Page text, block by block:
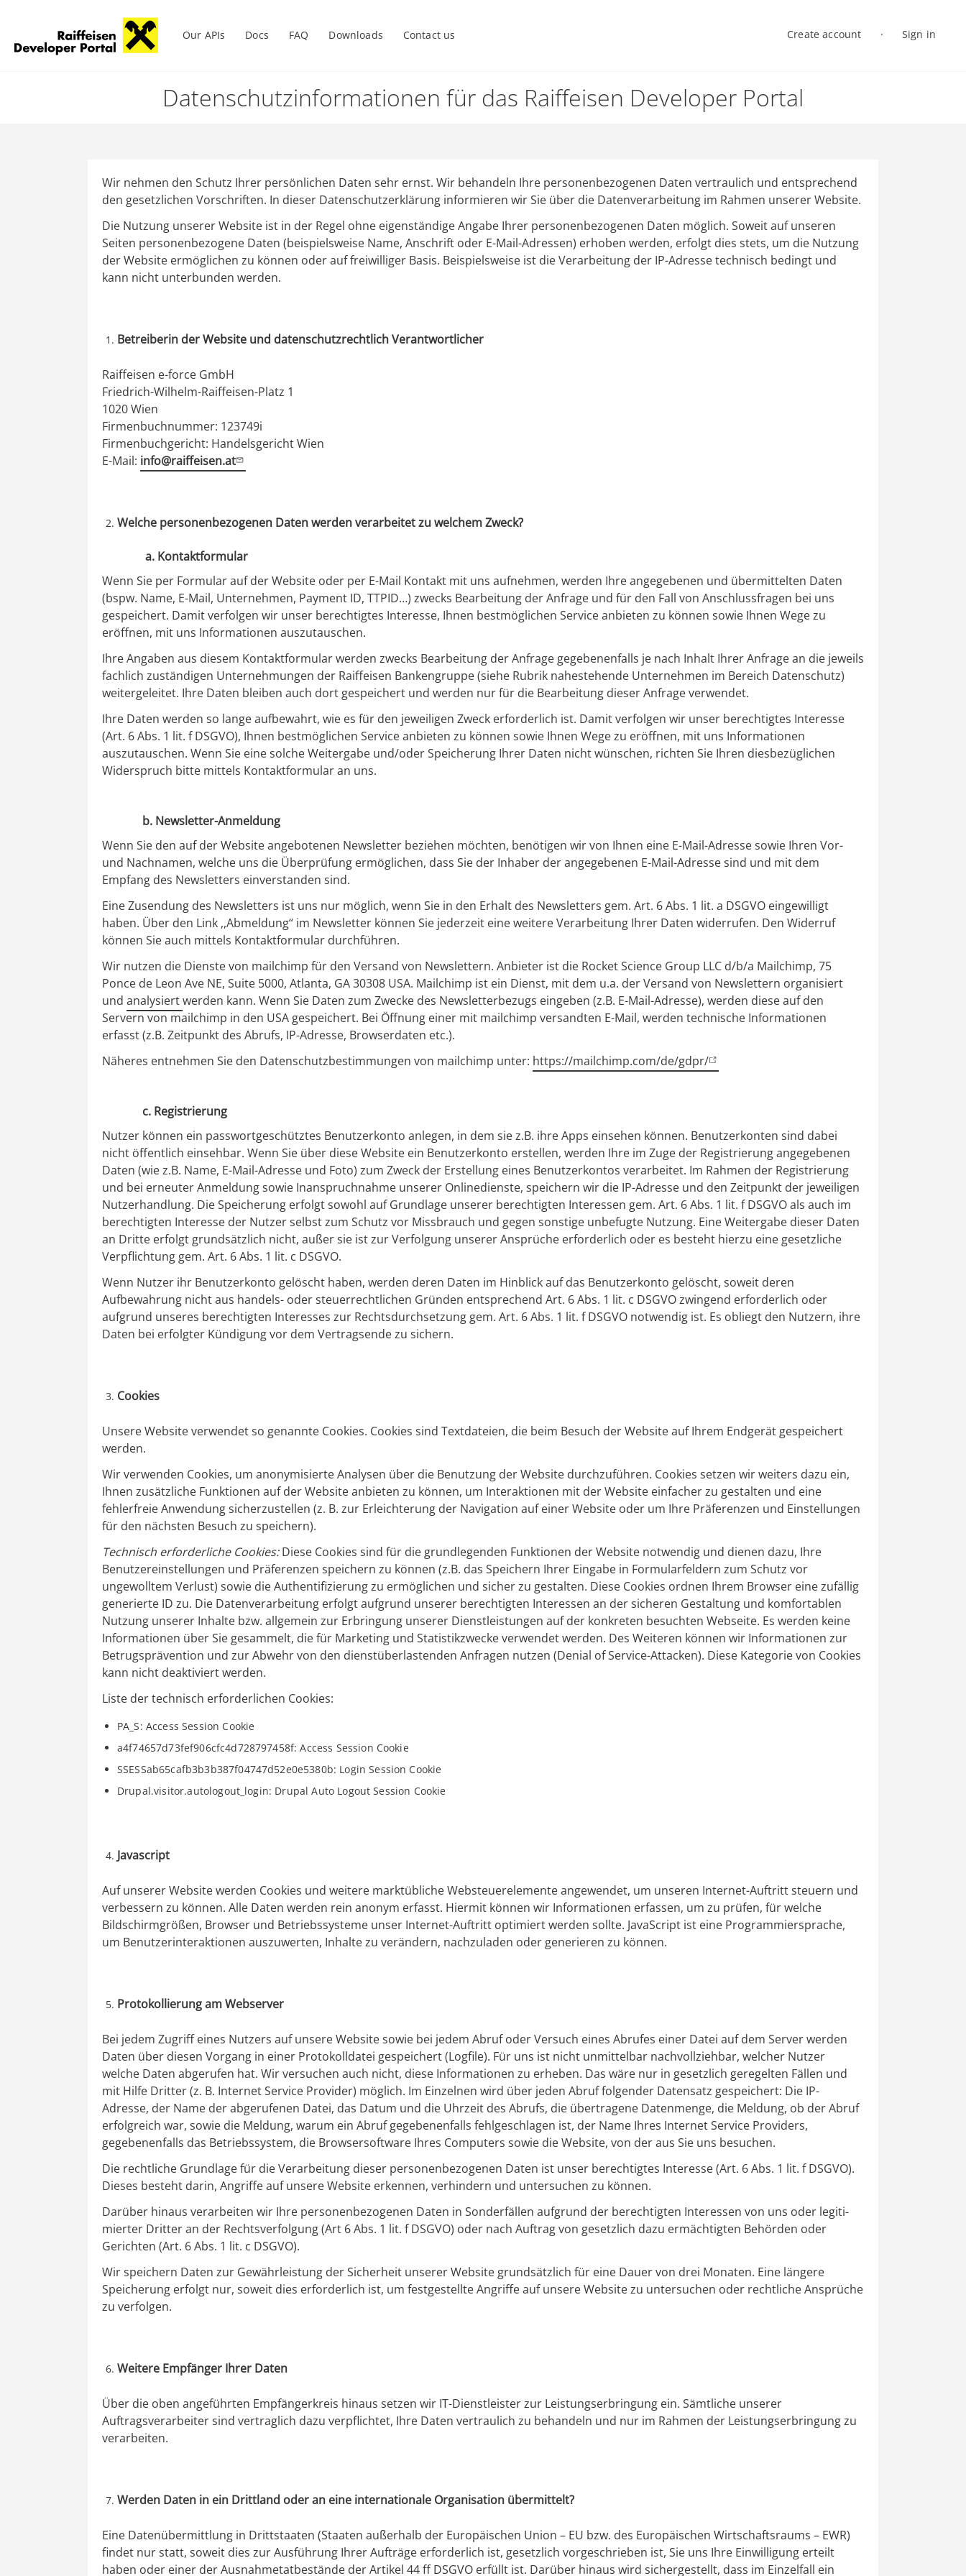
Main menu
Our APIs Docs FAQ Downloads Contact us Create account Sign in
Datenschutzinformationen für das Raiffeisen Developer Portal
Wir nehmen den Schutz Ihrer persönlichen Daten sehr ernst. Wir behandeln Ihre personenbezogenen Daten vertraulich und entsprechend
den gesetzlichen Vorschriften. In dieser Datenschutzerklärung informieren wir Sie über die Datenverarbeitung im Rahmen unserer Website.
Die Nutzung unserer Website ist in der Regel ohne eigenständige Angabe Ihrer personenbezogenen Daten möglich. Soweit auf unseren
Seiten personenbezogene Daten (beispielsweise Name, Anschrift oder E-Mail-Adressen) erhoben werden, erfolgt dies stets, um die Nutzung
der Website ermöglichen zu können oder auf freiwilliger Basis. Beispielsweise ist die Verarbeitung der IP-Adresse technisch bedingt und
kann nicht unterbunden werden.
Betreiberin der Website und datenschutzrechtlich Verantwortlicher
Raiffeisen e-force GmbH
Friedrich-Wilhelm-Raiffeisen-Platz 1
1020 Wien
Firmenbuchnummer: 123749i
Firmenbuchgericht: Handelsgericht Wien
E-Mail: info@raiffeisen.at
Welche personenbezogenen Daten werden verarbeitet zu welchem Zweck?
a. Kontaktformular
Wenn Sie per Formular auf der Website oder per E-Mail Kontakt mit uns aufnehmen, werden Ihre angegebenen und übermittelten Daten
(bspw. Name, E-Mail, Unternehmen, Payment ID, TTPID…) zwecks Bearbeitung der Anfrage und für den Fall von Anschlussfragen bei uns
gespeichert. Damit verfolgen wir unser be­rechtigtes Interesse, Ihnen bestmöglichen Service anbieten zu können sowie Ihnen Wege zu
eröffnen, mit uns Informationen auszutauschen.
Ihre Angaben aus diesem Kontaktformular werden zwecks Bearbeitung der Anfrage gegebenenfalls je nach Inhalt Ihrer Anfrage an die jeweils
fachlich zu­stän­di­gen Unternehmungen der Raiffeisen Bankengruppe (siehe Rubrik nahestehende Unternehmen im Bereich Datenschutz)
weitergeleitet. Ihre Daten bleiben auch dort gespeichert und werden nur für die Bearbeitung dieser Anfrage verwendet.
Ihre Daten werden so lange aufbewahrt, wie es für den jeweiligen Zweck erforderlich ist. Damit verfolgen wir unser berechtigtes Interesse
(Art. 6 Abs. 1 lit. f DSGVO), Ihnen bestmöglichen Service anbieten zu können sowie Ihnen Wege zu eröffnen, mit uns Informationen
auszutauschen. Wenn Sie eine solche Weitergabe und/oder Speicherung Ihrer Daten nicht wünschen, richten Sie Ihren diesbezüglichen
Widerspruch bitte mittels Kontaktformular an uns.
b. Newsletter-Anmeldung
Wenn Sie den auf der Website angebotenen Newsletter beziehen möchten, benötigen wir von Ihnen eine E-Mail-Adresse sowie Ihren Vor-
und Nachnamen, welche uns die Überprüfung ermöglichen, dass Sie der Inhaber der angegebenen E-Mail-Adresse sind und mit dem
Empfang des Newsletters einverstanden sind.
Eine Zusendung des Newsletters ist uns nur möglich, wenn Sie in den Erhalt des Newsletters gem. Art. 6 Abs. 1 lit. a DSGVO eingewilligt
haben. Über den Link ,,Abmeldung“ im Newsletter können Sie jederzeit eine weitere Verarbeitung Ihrer Daten widerrufen. Den Widerruf
können Sie auch mittels Kontaktformular durchführen.
Wir nutzen die Dienste von mailchimp für den Versand von Newslettern. Anbieter ist die Rocket Science Group LLC d/b/a Mailchimp, 75
Ponce de Leon Ave NE, Suite 5000, Atlanta, GA 30308 USA. Mailchimp ist ein Dienst, mit dem u.a. der Versand von Newslettern organisiert
und analysiertwerden kann. Wenn Sie Daten zum Zwecke des Newsletterbezugs eingeben (z.B. E-Mail-Adresse), werden diese auf den
Servern von mailchimp in den USA gespeichert. Bei Öffnung einer mit mailchimp versandten E-Mail, werden technische Informationen
erfasst (z.B. Zeitpunkt des Abrufs, IP-Adresse, Browserdaten etc.).
Näheres entnehmen Sie den Datenschutzbestimmungen von mailchimp unter: https://mailchimp.com/de/gdpr/
c. Registrierung
Nutzer können ein passwortgeschütztes Benutzerkonto anlegen, in dem sie z.B. ihre Apps einsehen können. Benutzerkonten sind dabei
nicht öffentlich einsehbar. Wenn Sie über diese Website ein Benutzerkonto erstellen, werden Ihre im Zuge der Registrierung angegebenen
Daten (wie z.B. Name, E-Mail-Adresse und Foto) zum Zweck der Erstellung eines Benutzerkontos verarbeitet. Im Rahmen der Registrierung
und bei erneuter Anmeldung sowie Inanspruchnahme unserer Onlinedienste, speichern wir die IP-Adresse und den Zeitpunkt der jeweiligen
Nutzerhandlung. Die Speicherung erfolgt sowohl auf Grundlage unserer berechtigten Interessen gem. Art. 6 Abs. 1 lit. f DSGVO als auch im
berechtigten Interesse der Nutzer selbst zum Schutz vor Missbrauch und gegen sonstige unbefugte Nutzung. Eine Weitergabe dieser Daten
an Dritte erfolgt grundsätzlich nicht, außer sie ist zur Verfolgung unserer Ansprüche erforderlich oder es besteht hierzu eine gesetzliche
Verpflichtung gem. Art. 6 Abs. 1 lit. c DSGVO.
Wenn Nutzer ihr Benutzerkonto gelöscht haben, werden deren Daten im Hinblick auf das Benutzerkonto gelöscht, soweit deren
Aufbewahrung nicht aus handels- oder steuerrechtlichen Gründen entsprechend Art. 6 Abs. 1 lit. c DSGVO zwingend erforderlich oder
aufgrund unseres berechtigten Interesses zur Rechtsdurchsetzung gem. Art. 6 Abs. 1 lit. f DSGVO notwendig ist. Es obliegt den Nutzern, ihre
Daten bei erfolgter Kündigung vor dem Vertragsende zu sichern.
Cookies
Unsere Website verwendet so genannte Cookies. Cookies sind Textdateien, die beim Besuch der Website auf Ihrem Endgerät gespeichert
werden.
Wir verwenden Cookies, um anonymisierte Analysen über die Benutzung der Website durchzuführen. Cookies setzen wir weiters dazu ein,
Ihnen zusätzliche Funktionen auf der Website anbieten zu können, um Interaktionen mit der Website einfacher zu gestalten und eine
fehlerfreie Anwendung sicherzustellen (z. B. zur Erleichterung der Navigation auf einer Website oder um Ihre Präferenzen und Einstellungen
für den nächsten Besuch zu speichern).
Technisch erforderliche Cookies: Diese Cookies sind für die grundlegenden Funktionen der Website notwendig und dienen dazu, Ihre
Benutzereinstellungen und Präferenzen speichern zu können (z.B. das Speichern Ihrer Eingabe in Formularfeldern zum Schutz vor
ungewolltem Verlust) sowie die Authentifizierung zu ermöglichen und sicher zu gestalten. Diese Cookies ordnen Ihrem Browser eine zufällig
generierte ID zu. Die Datenverarbeitung erfolgt aufgrund unserer berechtigten Interessen an der sicheren Gestaltung und komfortablen
Nutzung unserer Inhalte bzw. allgemein zur Erbringung unserer Dienstleistungen auf der konkreten besuchten Webseite. Es werden keine
Informationen über Sie gesammelt, die für Marketing und Statistikzwecke verwendet werden. Des Weiteren können wir Informationen zur
Betrugsprävention und zur Abwehr von den dienstüberlastenden Anfragen nutzen (Denial of Service-Attacken). Diese Kategorie von Cookies
kann nicht deaktiviert werden.
Liste der technisch erforderlichen Cookies:
PA_S: Access Session Cookie
a4f74657d73fef906cfc4d728797458f: Access Session Cookie
SSESSab65cafb3b3b387f04747d52e0e5380b: Login Session Cookie
Drupal.visitor.autologout_login: Drupal Auto Logout Session Cookie
Javascript
Auf unserer Website werden Cookies und weitere marktübliche Websteuerelemente angewendet, um unseren Internet-Auftritt steuern und
verbessern zu können. Alle Daten werden rein anonym erfasst. Hiermit können wir Informationen erfassen, um zu prüfen, für welche
Bildschirmgrößen, Browser und Betriebssysteme unser Internet-Auftritt optimiert werden sollte. JavaScript ist eine Programmiersprache,
um Benutzerinteraktionen auszuwerten, Inhalte zu verändern, nachzuladen oder generieren zu können.
Protokollierung am Webserver
Bei jedem Zugriff eines Nutzers auf unsere Website sowie bei jedem Abruf oder Versuch eines Abrufes einer Datei auf dem Server werden
Daten über diesen Vorgang in einer Protokolldatei gespeichert (Logfile). Für uns ist nicht unmittelbar nachvollziehbar, welcher Nutzer
welche Daten abgerufen hat. Wir versuchen auch nicht, diese Informationen zu erheben. Das wäre nur in gesetzlich geregelten Fällen und
mit Hilfe Dritter (z. B. Internet Service Provider) möglich. Im Einzelnen wird über jeden Abruf folgender Datensatz gespeichert: Die IP-
Adresse, der Name der abgerufenen Datei, das Datum und die Uhrzeit des Abrufs, die übertragene Datenmenge, die Meldung, ob der Abruf
erfolgreich war, sowie die Meldung, warum ein Abruf gegebenenfalls fehlgeschlagen ist, der Name Ihres Internet Service Providers,
gegebenenfalls das Betriebssystem, die Browsersoftware Ihres Computers sowie die Website, von der aus Sie uns besuchen.
Die rechtliche Grundlage für die Verarbeitung dieser personenbezogenen Daten ist unser berechtigtes Interesse (Art. 6 Abs. 1 lit. f DSGVO).
Dieses besteht darin, Angriffe auf unsere Website erkennen, verhindern und untersuchen zu können.
Darüber hinaus verarbeiten wir Ihre personenbezogenen Daten in Sonderfällen aufgrund der berechtigten Interessen von uns oder legi­ti­
mierter Dritter an der Rechtsverfolgung (Art 6 Abs. 1 lit. f DSGVO) oder nach Auftrag von gesetzlich dazu ermächtigten Behörden oder
Gerichten (Art. 6 Abs. 1 lit. c DSGVO).
Wir speichern Daten zur Gewährleistung der Sicherheit unserer Website grundsätzlich für eine Dauer von drei Monaten. Eine längere
Speicherung erfolgt nur, soweit dies erforderlich ist, um festgestellte Angriffe auf unsere Website zu untersuchen oder rechtliche Ansprüche
zu verfolgen.
Weitere Empfänger Ihrer Daten
Über die oben angeführten Empfängerkreis hinaus setzen wir IT-Dienstleister zur Leistungserbringung ein. Sämtliche unserer
Auftragsverarbeiter sind vertraglich dazu verpflichtet, Ihre Daten vertraulich zu behandeln und nur im Rahmen der Leistungserbringung zu
verarbeiten.
Werden Daten in ein Drittland oder an eine internationale Organisation übermittelt?
Eine Datenübermittlung in Drittstaaten (Staaten außerhalb der Europäischen Union – EU bzw. des Europäischen Wirtschaftsraums – EWR)
findet nur statt, soweit dies zur Ausführung Ihrer Aufträge erforderlich ist, gesetzlich vorgeschrieben ist, Sie uns Ihre Einwilligung erteilt
haben oder einer der Ausnahmetatbestände der Artikel 44 ff DSGVO erfüllt ist. Darüber hinaus wird sichergestellt, dass im Einzelfall ein